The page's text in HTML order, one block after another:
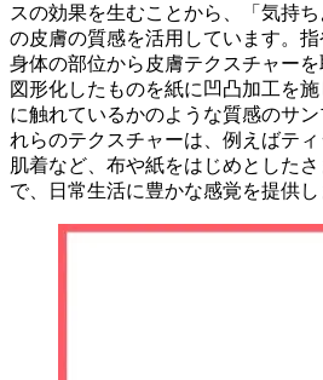
スの効果を生むことから、「気持
の皮膚の質感を活用しています。
身体の部位から皮膚テクスチャー
図形化したものを紙に凹凸加工を
に触れているかのような質感のサ
れらのテクスチャーは、例えばティ
肌着など、布や紙をはじめとした
で、日常生活に豊かな感覚を提供し